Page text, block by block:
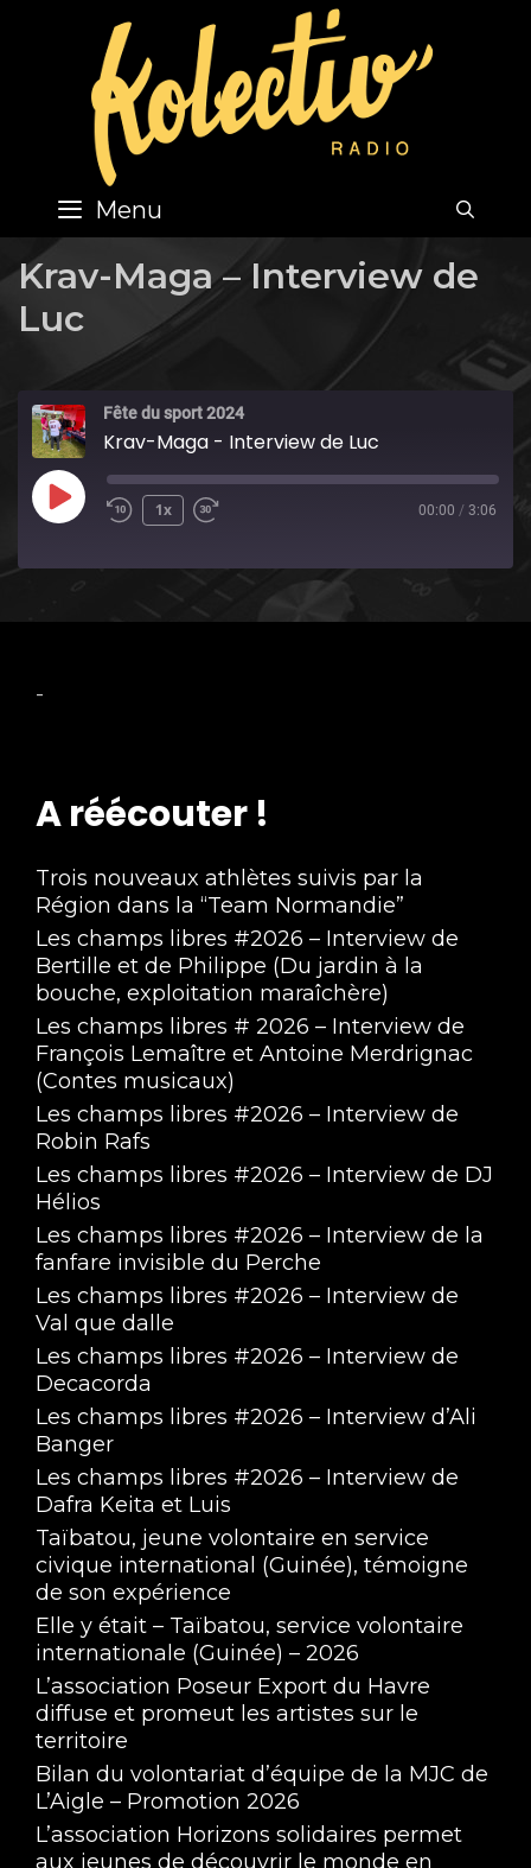
content
Menu
Krav-Maga – Interview de
Luc
Fête du sport 2024
Krav-Maga - Interview de Luc
Play
1x 00:00 / 3:06
-
A réécouter !
Trois nouveaux athlètes suivis par la
Région dans la “Team Normandie”
Les champs libres #2026 – Interview de
Bertille et de Philippe (Du jardin à la
bouche, exploitation maraîchère)
Les champs libres # 2026 – Interview de
François Lemaître et Antoine Merdrignac
(Contes musicaux)
Les champs libres #2026 – Interview de
Robin Rafs
Les champs libres #2026 – Interview de DJ
Hélios
Les champs libres #2026 – Interview de la
fanfare invisible du Perche
Les champs libres #2026 – Interview de
Val que dalle
Les champs libres #2026 – Interview de
Decacorda
Les champs libres #2026 – Interview d’Ali
Banger
Les champs libres #2026 – Interview de
Dafra Keita et Luis
Taïbatou, jeune volontaire en service
civique international (Guinée), témoigne
de son expérience
Elle y était – Taïbatou, service volontaire
internationale (Guinée) – 2026
L’association Poseur Export du Havre
diffuse et promeut les artistes sur le
territoire
Bilan du volontariat d’équipe de la MJC de
L’Aigle – Promotion 2026
L’association Horizons solidaires permet
aux jeunes de découvrir le monde en